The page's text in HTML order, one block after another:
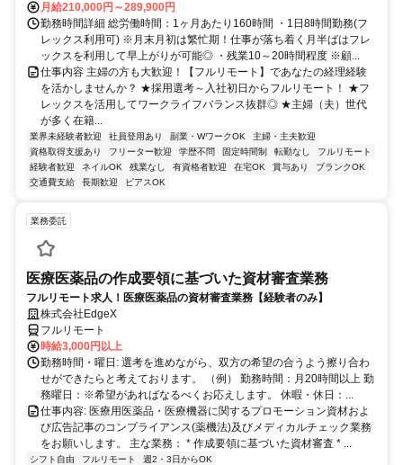
月給210,000円～289,900円
勤務時間詳細 総労働時間：1ヶ月あたり160時間 ・1日8時間勤務(フ
レックス利用可) ※月末月初は繁忙期！仕事が落ち着く月半ばはフレ
ックスを利用して早上がりが可能◎ ・残業10～20時間程度 ※顧...
仕事内容 主婦の方も大歓迎！【フルリモート】であなたの経理経験
を活かしませんか？ ★採用選考～入社初日からフルリモート！ ★フ
レックスを活用してワークライフバランス抜群◎ ★主婦（夫）世代
が多く在籍...
業界未経験者歓迎 社員登用あり 副業・WワークOK
主婦・主夫歓迎
資格取得支援あり
フリーター歓迎 学歴不問 固定時間制 転勤なし
フルリモート
経験者歓迎
ネイルOK 残業なし 有資格者歓迎 在宅OK 賞与あり
ブランクOK
交通費支給
長期歓迎 ピアスOK
業務委託
医療医薬品の作成要領に基づいた資材審査業務
フルリモート求人！医療医薬品の資材審査業務【経験者のみ】
株式会社EdgeX
フルリモート
時給3,000円以上
勤務時間・曜日: 選考を進めながら、双方の希望の合うよう擦り合わ
せができたらと考えております。 （例） 勤務時間：月20時間以上 勤
務曜日：※希望があればなるべくお応えします。 休暇・休日：...
仕事内容: 医療用医薬品・医療機器に関するプロモーション資材およ
び広告記事のコンプライアンス(薬機法)及びメディカルチェック業務
をお願いします。 主な業務： * 作成要領に基づいた資材審査 * ...
シフト自由 フルリモート 週2・3日からOK